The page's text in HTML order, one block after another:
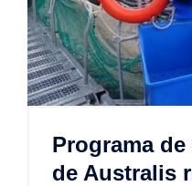
Programa
de Australis